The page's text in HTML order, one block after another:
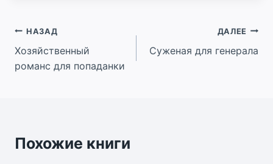
Навигация
по
НАЗАД
Хозяйственный
романс для попаданки
ДАЛЕЕ
Суженая для генерала
Похожие книги